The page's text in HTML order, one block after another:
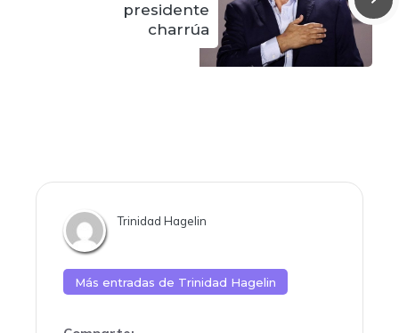
presidente
charrúa
Trinidad Hagelin
Más entradas de Trinidad Hagelin